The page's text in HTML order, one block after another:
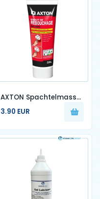
AXTON Spachtelmasse
0,33 kg in Paste, für
Gipskartonplatten
3.90 EUR